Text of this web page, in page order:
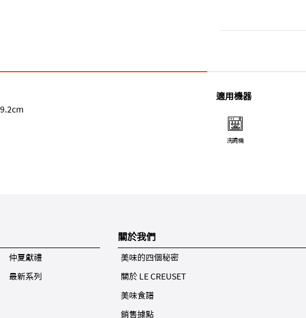
適用機器
洗碗機
仲夏獻禮
最新系列
關於我們
美味的四個秘密
關於 LE CREUSET
美味食譜
銷售據點